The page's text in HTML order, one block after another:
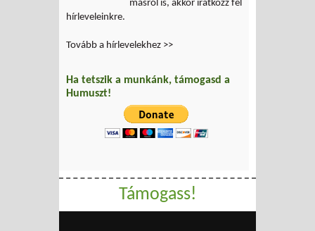
másról is, akkor iratkozz fel
hírleveleinkre.
Tovább a hírlevelekhez >>
Ha tetszik a munkánk, támogasd a
Humuszt!
Támogass!